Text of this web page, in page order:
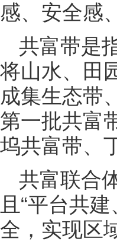
感、安全感
共富带是
将山水、田
成集生态带
第一批共富
坞共富带、
共富联合
且“平台共
全，实现区